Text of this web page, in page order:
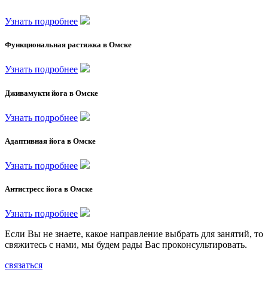
Узнать подробнее
Функциональная растяжка в Омске
Узнать подробнее
Дживамукти йога в Омске
Узнать подробнее
Адаптивная йога в Омске
Узнать подробнее
Антистресс йога в Омске
Узнать подробнее
Если Вы не знаете, какое направление выбрать для занятий, то
свяжитесь с нами, мы будем рады Вас проконсультировать.
связаться